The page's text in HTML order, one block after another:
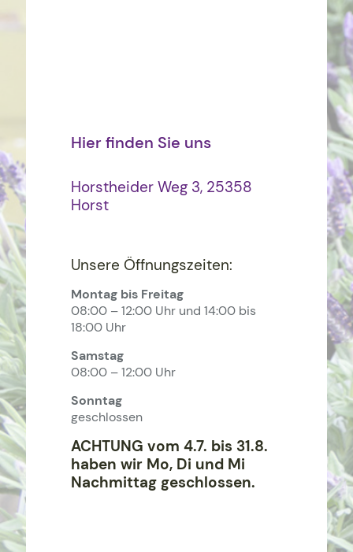
Hier finden Sie uns
Horstheider Weg 3, 25358
Horst
Unsere Öffnungszeiten:
Montag bis Freitag
08:00 – 12:00 Uhr und 14:00 bis
18:00 Uhr
Samstag
08:00 – 12:00 Uhr
Sonntag
geschlossen
ACHTUNG vom 4.7. bis 31.8.
haben wir Mo, Di und Mi
Nachmittag geschlossen.